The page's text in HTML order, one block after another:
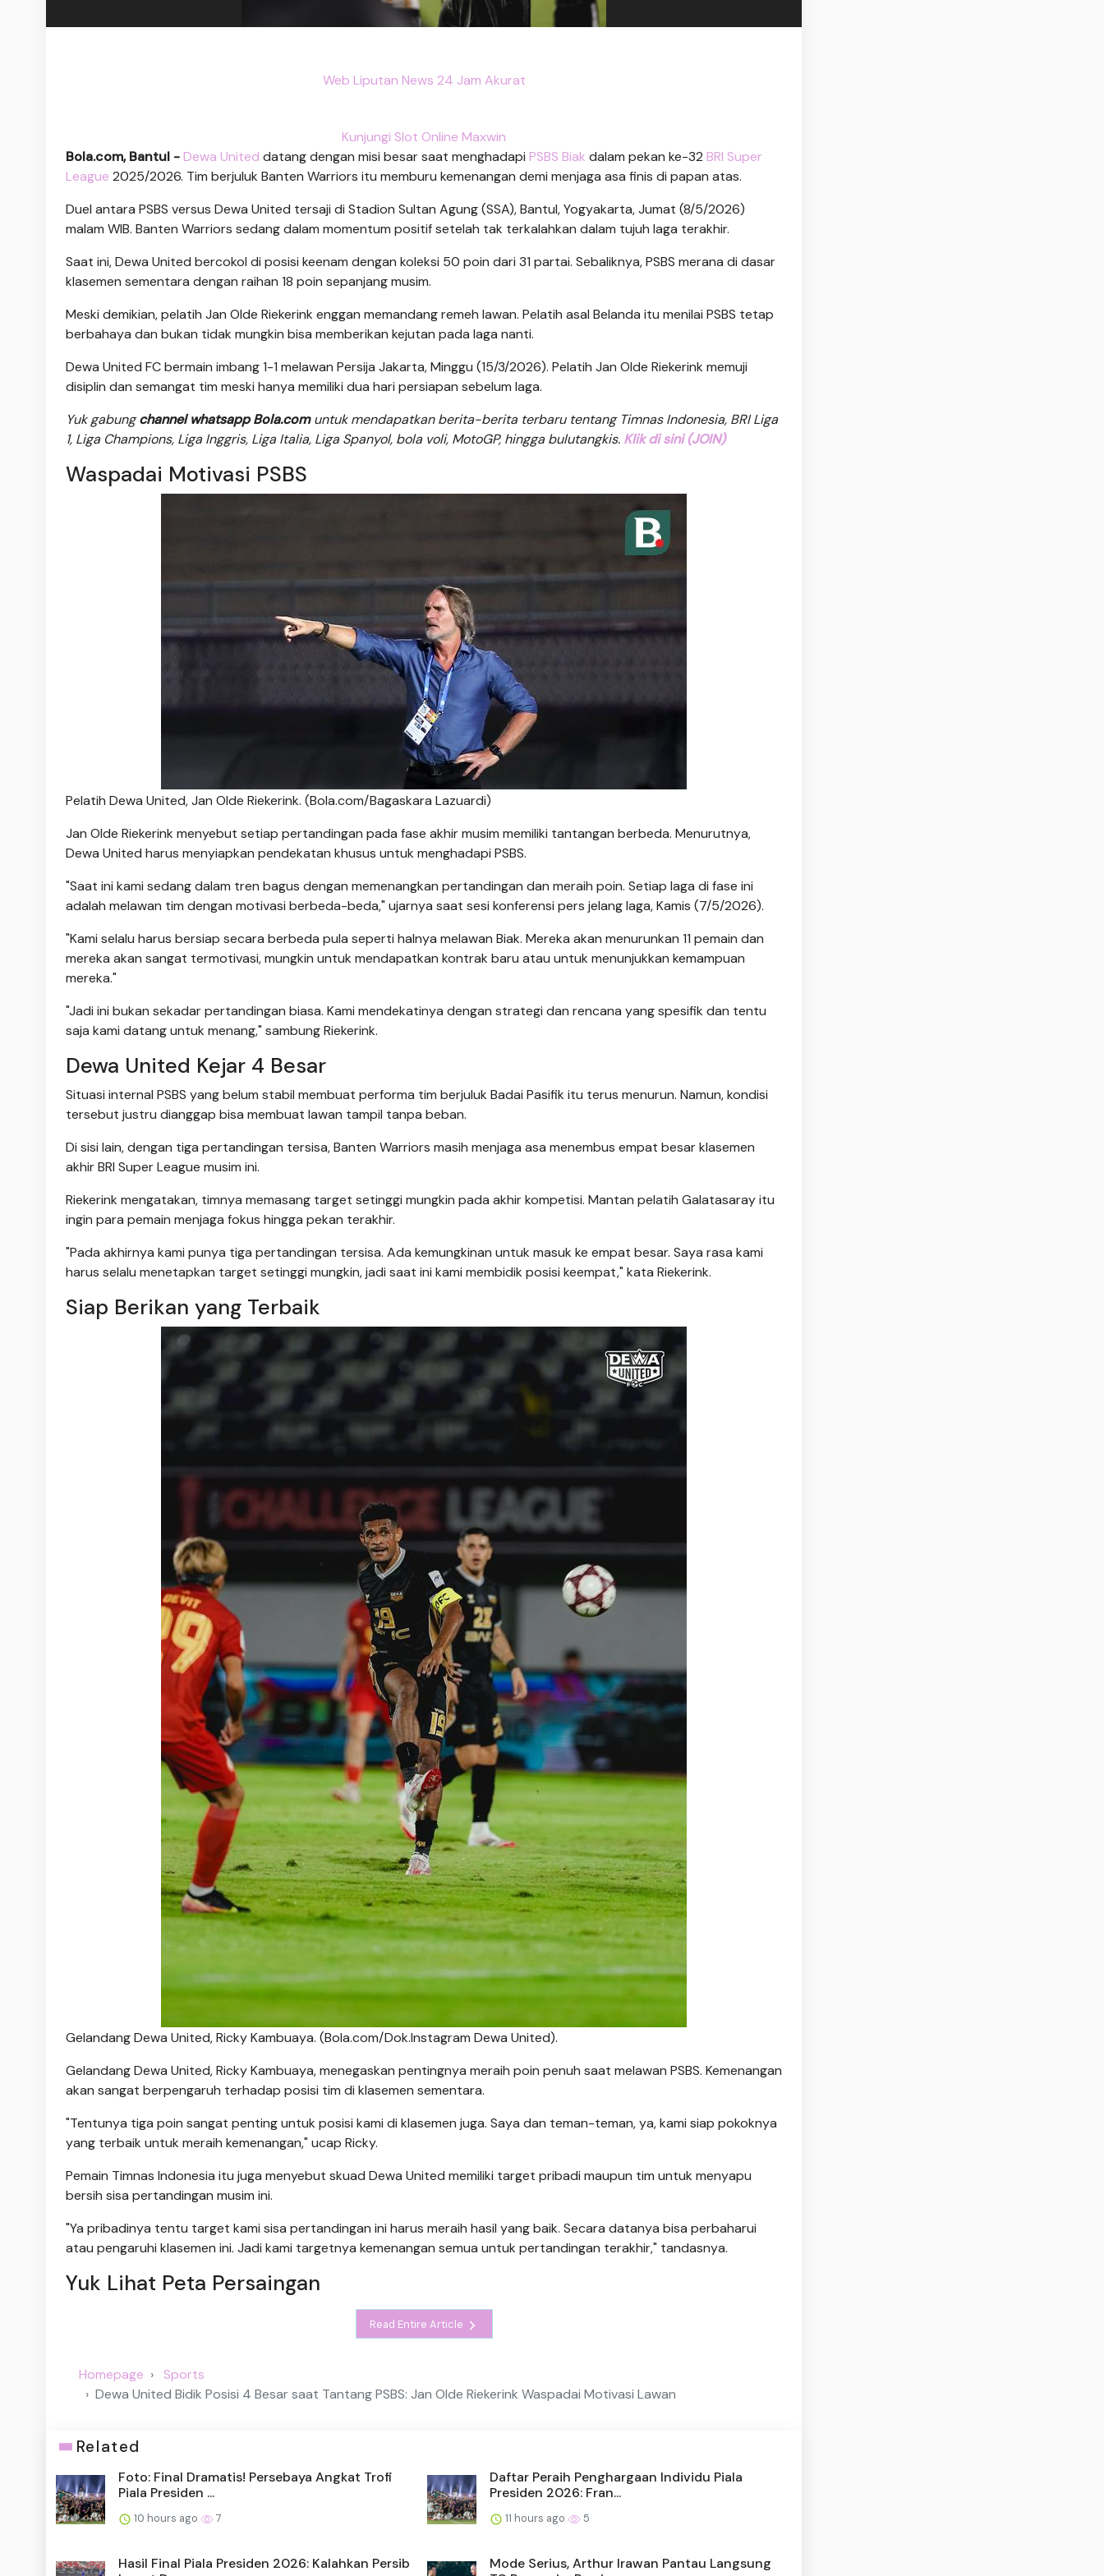
Web Liputan News 24 Jam Akurat
Kunjungi Slot Online Maxwin
Bola.com, Bantul -Dewa United datang dengan misi besar saat menghadapi PSBS Biak dalam pekan ke-32 BRI Super
League 2025/2026. Tim berjuluk Banten Warriors itu memburu kemenangan demi menjaga asa finis di papan atas.
Duel antara PSBS versus Dewa United tersaji di Stadion Sultan Agung (SSA), Bantul, Yogyakarta, Jumat (8/5/2026)
malam WIB. Banten Warriors sedang dalam momentum positif setelah tak terkalahkan dalam tujuh laga terakhir.
Saat ini, Dewa United bercokol di posisi keenam dengan koleksi 50 poin dari 31 partai. Sebaliknya, PSBS merana di dasar
klasemen sementara dengan raihan 18 poin sepanjang musim.
Meski demikian, pelatih Jan Olde Riekerink enggan memandang remeh lawan. Pelatih asal Belanda itu menilai PSBS tetap
berbahaya dan bukan tidak mungkin bisa memberikan kejutan pada laga nanti.
Dewa United FC bermain imbang 1-1 melawan Persija Jakarta, Minggu (15/3/2026). Pelatih Jan Olde Riekerink memuji
disiplin dan semangat tim meski hanya memiliki dua hari persiapan sebelum laga.
Yuk gabungchannel whatsapp Bola.comuntuk mendapatkan berita-berita terbaru tentang Timnas Indonesia, BRI Liga
1, Liga Champions, Liga Inggris, Liga Italia, Liga Spanyol, bola voli, MotoGP, hingga bulutangkis. Klik di sini (JOIN)
Waspadai Motivasi PSBS
Pelatih Dewa United, Jan Olde Riekerink. (Bola.com/Bagaskara Lazuardi)
Jan Olde Riekerink menyebut setiap pertandingan pada fase akhir musim memiliki tantangan berbeda. Menurutnya,
Dewa United harus menyiapkan pendekatan khusus untuk menghadapi PSBS.
"Saat ini kami sedang dalam tren bagus dengan memenangkan pertandingan dan meraih poin. Setiap laga di fase ini
adalah melawan tim dengan motivasi berbeda-beda," ujarnya saat sesi konferensi pers jelang laga, Kamis (7/5/2026).
"Kami selalu harus bersiap secara berbeda pula seperti halnya melawan Biak. Mereka akan menurunkan 11 pemain dan
mereka akan sangat termotivasi, mungkin untuk mendapatkan kontrak baru atau untuk menunjukkan kemampuan
mereka."
"Jadi ini bukan sekadar pertandingan biasa. Kami mendekatinya dengan strategi dan rencana yang spesifik dan tentu
saja kami datang untuk menang," sambung Riekerink.
Dewa United Kejar 4 Besar
Situasi internal PSBS yang belum stabil membuat performa tim berjuluk Badai Pasifik itu terus menurun. Namun, kondisi
tersebut justru dianggap bisa membuat lawan tampil tanpa beban.
Di sisi lain, dengan tiga pertandingan tersisa, Banten Warriors masih menjaga asa menembus empat besar klasemen
akhir BRI Super League musim ini.
Riekerink mengatakan, timnya memasang target setinggi mungkin pada akhir kompetisi. Mantan pelatih Galatasaray itu
ingin para pemain menjaga fokus hingga pekan terakhir.
"Pada akhirnya kami punya tiga pertandingan tersisa. Ada kemungkinan untuk masuk ke empat besar. Saya rasa kami
harus selalu menetapkan target setinggi mungkin, jadi saat ini kami membidik posisi keempat," kata Riekerink.
Siap Berikan yang Terbaik
Gelandang Dewa United, Ricky Kambuaya. (Bola.com/Dok.Instagram Dewa United).
Gelandang Dewa United, Ricky Kambuaya, menegaskan pentingnya meraih poin penuh saat melawan PSBS. Kemenangan
akan sangat berpengaruh terhadap posisi tim di klasemen sementara.
"Tentunya tiga poin sangat penting untuk posisi kami di klasemen juga. Saya dan teman-teman, ya, kami siap pokoknya
yang terbaik untuk meraih kemenangan," ucap Ricky.
Pemain Timnas Indonesia itu juga menyebut skuad Dewa United memiliki target pribadi maupun tim untuk menyapu
bersih sisa pertandingan musim ini.
"Ya pribadinya tentu target kami sisa pertandingan ini harus meraih hasil yang baik. Secara datanya bisa perbaharui
atau pengaruhi klasemen ini. Jadi kami targetnya kemenangan semua untuk pertandingan terakhir," tandasnya.
Yuk Lihat Peta Persaingan
Read Entire Article
Homepage
Sports
Dewa United Bidik Posisi 4 Besar saat Tantang PSBS: Jan Olde Riekerink Waspadai Motivasi Lawan
Related
Foto: Final Dramatis! Persebaya Angkat Trofi
Piala Presiden ...
10 hours ago 7
Daftar Peraih Penghargaan Individu Piala
Presiden 2026: Fran...
11 hours ago 5
Hasil Final Piala Presiden 2026: Kalahkan Persib
Mode Serius, Arthur Irawan Pantau Langsung